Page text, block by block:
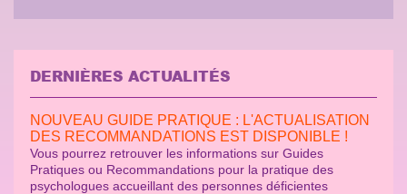
DERNIÈRES ACTUALITÉS
NOUVEAU GUIDE PRATIQUE : L'ACTUALISATION
DES RECOMMANDATIONS EST DISPONIBLE !
Vous pourrez retrouver les informations sur Guides
Pratiques ou Recommandations pour la pratique des
psychologues accueillant des personnes déficientes